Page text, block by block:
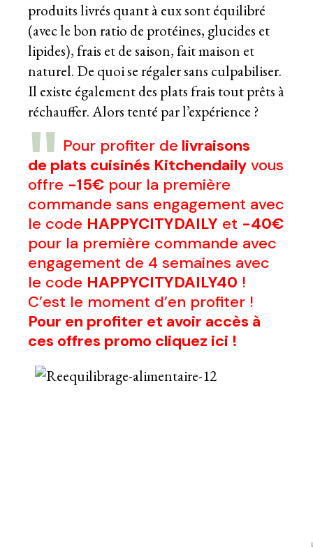
produits livrés quant à eux sont équilibré
(avec le bon ratio de protéines, glucides et
lipides), frais et de saison, fait maison et
naturel. De quoi se régaler sans culpabiliser.
Il existe également des plats frais tout prêts à
réchauffer. Alors tenté par l’expérience ?
Pour profiter de livraisons
de plats cuisinés Kitchendaily vous
offre -15€ pour la première
commande sans engagement avec
le code HAPPYCITYDAILY et -40€
pour la première commande avec
engagement de 4 semaines avec
le code HAPPYCITYDAILY40 !
C’est le moment d’en profiter !
Pour en profiter et avoir accès à
ces offres promo cliquez ici !